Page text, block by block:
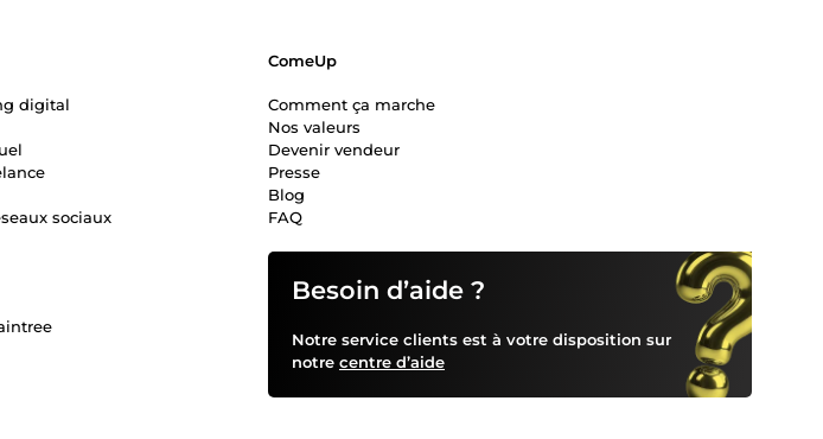
Besoin d’aide ?
Notre service clients est à votre disposition sur
notre centre d’aide
digital
sociaux
ComeUp
Comment ça marche
Nos valeurs
Devenir vendeur
Presse
Blog
FAQ